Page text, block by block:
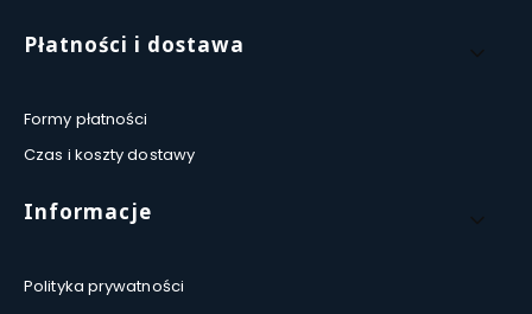
Płatności i dostawa
Formy płatności
Czas i koszty dostawy
Informacje
Polityka prywatności